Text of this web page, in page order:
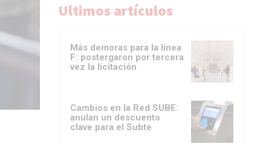
Ultimos artículos
Más demoras para la línea
F: postergaron por tercera
vez la licitación
Cambios en la Red SUBE:
anulan un descuento
clave para el Subte